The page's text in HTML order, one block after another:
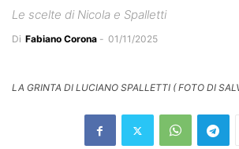
Le scelte di Nicola e Spalletti
Di Fabiano Corona - 01/11/2025
LA GRINTA DI LUCIANO SPALLETTI ( FOTO DI